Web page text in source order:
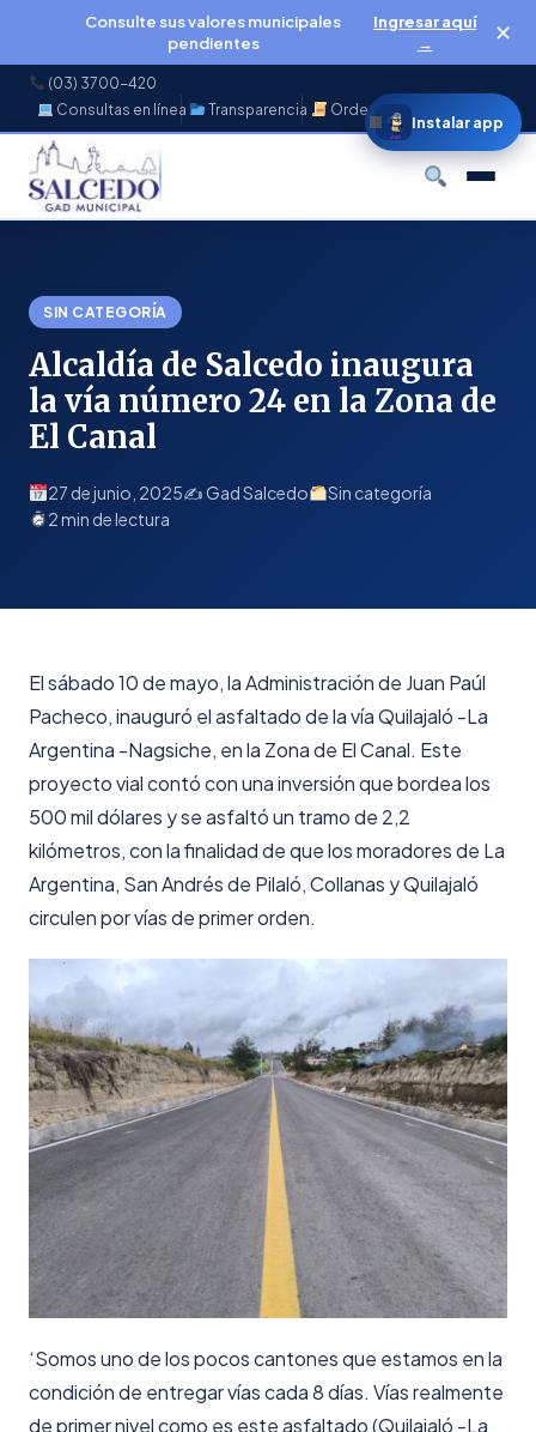
Consulte sus valores municipales
pendientes
Ingresar aquí
→
✕
(03) 3700-420
Consultas en línea
Transparencia Ordenanzas
SIN CATEGORÍA
Alcaldía de Salcedo inaugura
la vía número 24 en la Zona de
El Canal
27 de junio, 2025✍️ Gad Salcedo
Sin categoría
2 min de lectura
El sábado 10 de mayo, la Administración de Juan Paúl
Pacheco, inauguró el asfaltado de la vía Quilajaló -La
Argentina -Nagsiche, en la Zona de El Canal. Este
proyecto vial contó con una inversión que bordea los
500 mil dólares y se asfaltó un tramo de 2,2
kilómetros, con la finalidad de que los moradores de La
Argentina, San Andrés de Pilaló, Collanas y Quilajaló
circulen por vías de primer orden.
‘Somos uno de los pocos cantones que estamos en la
condición de entregar vías cada 8 días. Vías realmente
de primer nivel como es este asfaltado (Quilajaló -La
Instalar app